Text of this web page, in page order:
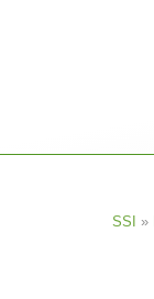
SSI »